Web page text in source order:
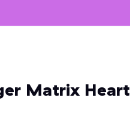
Matrix Heart